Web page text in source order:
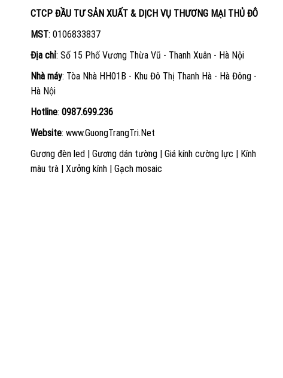
CTCP ĐẦU TƯ SẢN XUẤT & DỊCH VỤ THƯƠNG MẠI THỦ ĐÔ
MST: 0106833837
Địa chỉ: Số 15 Phố Vương Thừa Vũ - Thanh Xuân - Hà Nội
Nhà máy: Tòa Nhà HH01B - Khu Đô Thị Thanh Hà - Hà Đông -
Hà Nội
Hotline: 0987.699.236
Website: www.GuongTrangTri.Net
Gương đèn led
Gương dán tường| Giá kính cường lực
Kính
màu trà| Xưởng kính| Gạch mosaic